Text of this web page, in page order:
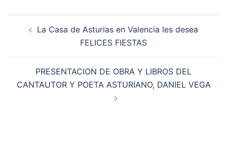
La Casa de Asturias en Valencia les desea
FELICES FIESTAS
PRESENTACION DE OBRA Y LIBROS DEL
CANTAUTOR Y POETA ASTURIANO, DANIEL VEGA